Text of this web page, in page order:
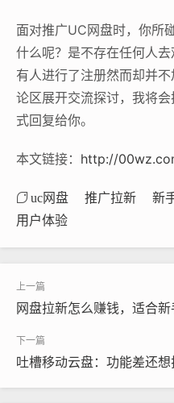
面对推广UC网盘时，你所
什么呢？是不存在任何人
有人进行了注册然而却并
论区展开交流探讨，我将
式回复给你。
本文链接： http://
uc网盘 推广拉新 新
用户体验
网盘拉新怎么赚钱，适合
吐槽移动云盘：功能差还